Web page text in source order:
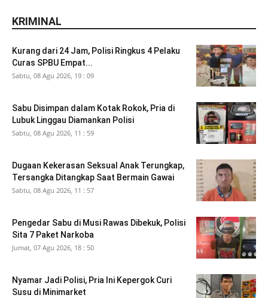
KRIMINAL
Kurang dari 24 Jam, Polisi Ringkus 4 Pelaku
Curas SPBU Empat...
Sabtu, 08 Agu 2026, 19 : 09
Sabu Disimpan dalam Kotak Rokok, Pria di
Lubuk Linggau Diamankan Polisi
Sabtu, 08 Agu 2026, 11 : 59
Dugaan Kekerasan Seksual Anak Terungkap,
Tersangka Ditangkap Saat Bermain Gawai
Sabtu, 08 Agu 2026, 11 : 57
Pengedar Sabu di Musi Rawas Dibekuk, Polisi
Sita 7 Paket Narkoba
Jumat, 07 Agu 2026, 18 : 50
Nyamar Jadi Polisi, Pria Ini Kepergok Curi
Susu di Minimarket